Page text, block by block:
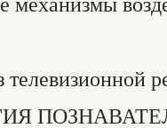
телевизионной